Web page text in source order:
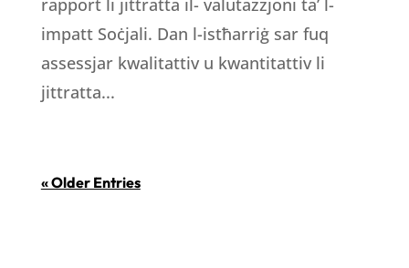
rapport li jittratta il- valutazzjoni ta’ l-
impatt Soċjali. Dan l-istħarriġ sar fuq
assessjar kwalitattiv u kwantitattiv li
jittratta...
« Older Entries